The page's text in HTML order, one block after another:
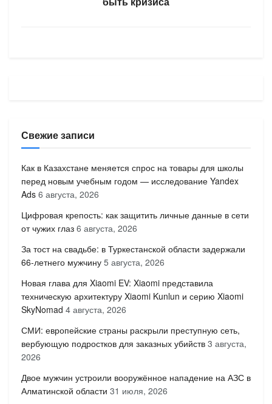
Свежие записи
Как в Казахстане меняется спрос на товары для школы
перед новым учебным годом — исследование Yandex
Ads 6 августа, 2026
Цифровая крепость: как защитить личные данные в сети
от чужих глаз 6 августа, 2026
За тост на свадьбе: в Туркестанской области задержали
66-летнего мужчину 5 августа, 2026
Новая глава для Xiaomi EV: Xiaomi представила
техническую архитектуру Xiaomi Kunlun и серию Xiaomi
SkyNomad 4 августа, 2026
СМИ: европейские страны раскрыли преступную сеть,
вербующую подростков для заказных убийств 3 августа,
2026
Двое мужчин устроили вооружённое нападение на АЗС в
Алматинской области 31 июля, 2026